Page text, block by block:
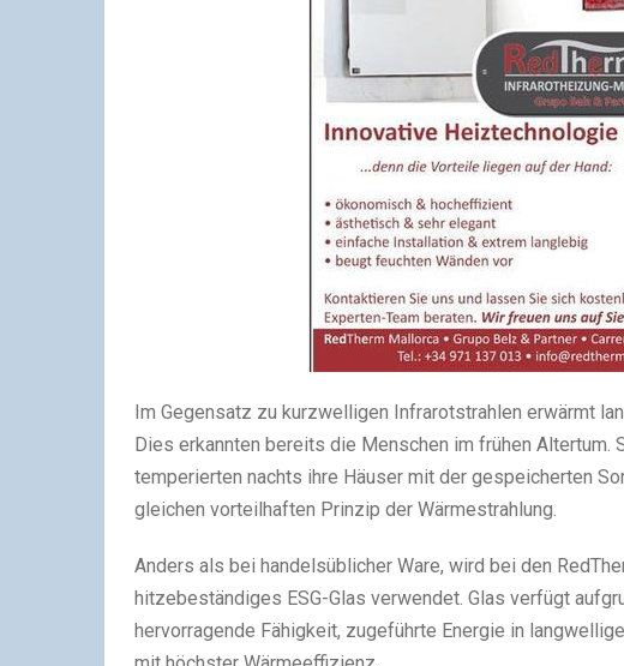
Im Gegensatz zu kurzwelligen Infrarotstrahlen erwärmt
Dies erkannten bereits die Menschen im frühen Altertum.
temperierten nachts ihre Häuser mit der gespeicherten
gleichen vorteilhaften Prinzip der Wärmestrahlung.
Anders als bei handelsüblicher Ware, wird bei den
hitzebeständiges ESG-Glas verwendet. Glas verfügt
hervorragende Fähigkeit, zugeführte Energie in